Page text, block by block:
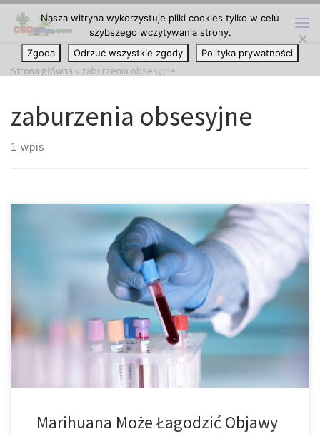
Przejdź do treści
Strona główna » zaburzenia obsesyjne
zaburzenia obsesyjne
1 wpis
Badanie sugeruje, że marihuana może złagodzić objawy
zaburzeń obsesyjno-kompulsywnych. Według nowego badania
przeprowadzonego w tym miesiącu, wdychanie marihuany może
przynieść tymczasową ulgę w objawach zaburzeń obsesyjno-
kompulsywnych. Badanie, przeprowadzone przez naukowców z
Washington State University i opublikowane w Journal of Affective
Disorders sugeruje, że medyczna marihuana może służyć jako
realne leczenie […]
Marihuana Może Łagodzić Objawy
Nasza witryna wykorzystuje pliki cookies tylko w celu
szybszego wczytywania strony.
Zgoda
Odrzuć wszystkie zgody Polityka prywatności